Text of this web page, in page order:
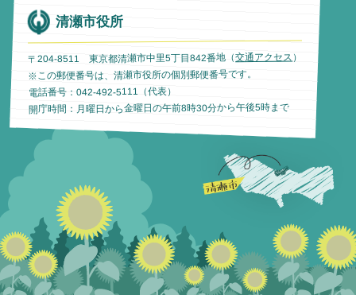
清瀬市役所
〒204-8511 東京都清瀬市中里5丁目842番地（交通アクセス ）
※この郵便番号は、清瀬市役所の個別郵便番号です。
電話番号：042-492-5111（代表）
開庁時間：月曜日から金曜日の午前8時30分から午後5時まで